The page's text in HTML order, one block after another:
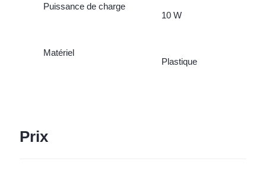
Puissance de charge
10 W
Matériel
Plastique
Prix